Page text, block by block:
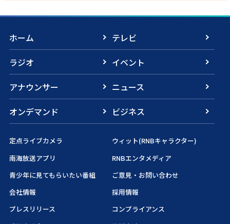
ホーム
テレビ
ラジオ
イベント
アナウンサー
ニュース
オンデマンド
ビジネス
定点ライブカメラ
ウィット(RNBキャラクター)
南海放送アプリ
RNBエンタメディア
青少年に見てもらいたい番組
ご意見・お問い合わせ
会社情報
採用情報
プレスリリース
コンプライアンス